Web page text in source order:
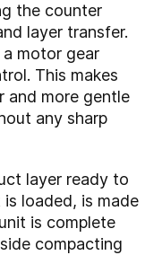
the counter
layer transfer.
motor gear
This makes
and more gentle
any sharp
layer ready to
loaded, is made
is complete
compacting